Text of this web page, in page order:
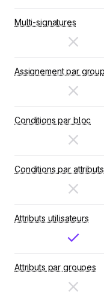
Multi-signatures
Assignement par
Conditions par bloc
Conditions par attributs
Attributs utilisateurs
Attributs par groupes